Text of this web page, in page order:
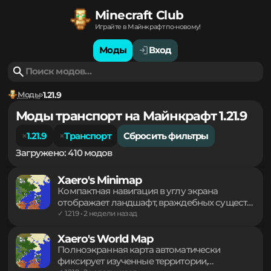
Minecraft Club
Играйте в Майнкрафт по-новому!
Моды Вход
Моды 1.21.9
Моды транспорт на Майнкрафт 1.21.9
1.21.9 Транспорт
Сбросить фильтры
Загружено: 410 модов
Xaero's Minimap
Компактная навигация в углу экрана
отображает ландшафт, враждебных существ
Система путевых точек упрощает
перемещение между важными локациями.
Встроенный режим пещер и тонкая
Xaero's World Map
Полноэкранная карта автоматически